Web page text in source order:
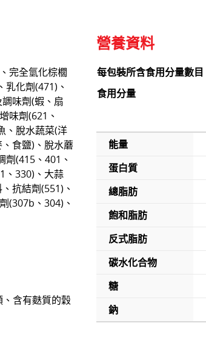
完全氫化棕櫚
乳化劑(471)、
味劑(蝦、扇
味劑(621、
、脫水蔬菜(洋
食鹽)、脫水蘑
劑(415、401、
、330)、大蒜
抗結劑(551)、
(307b、304)、
含有麩質的穀
營養資料
每包裝所含食用分量數目
食用分量
能量
蛋白質
總脂肪
飽和脂肪
反式脂肪
碳水化合物
糖
鈉